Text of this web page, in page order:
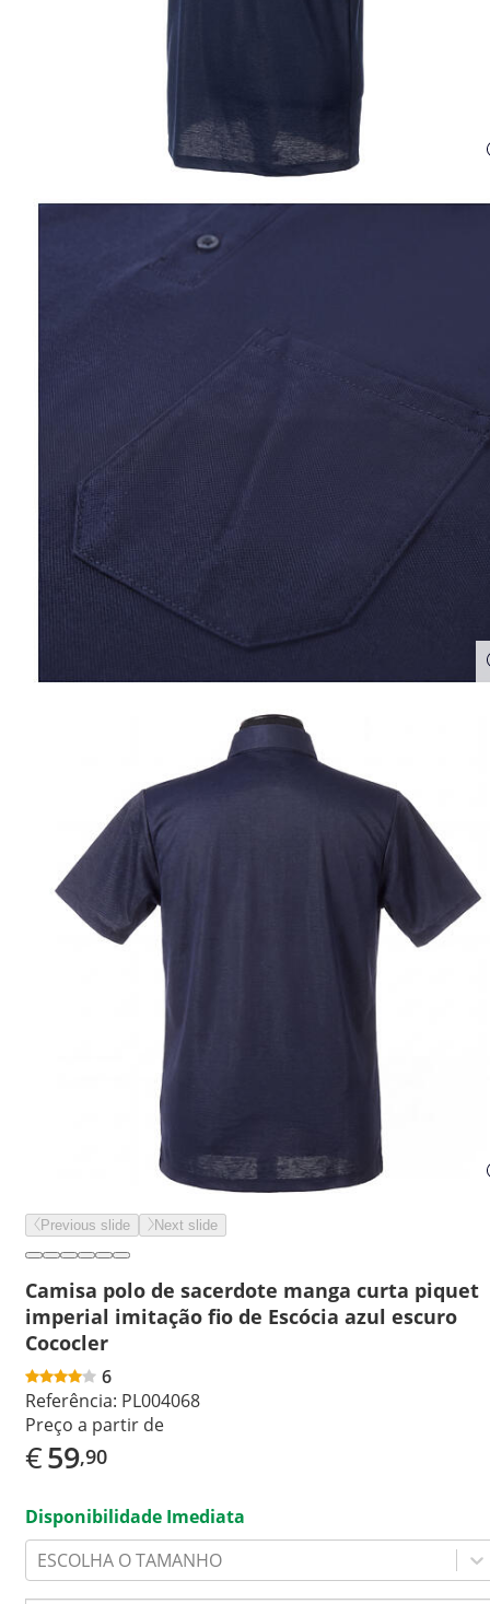
Previous slide Next slide
Camisa polo de sacerdote manga curta piquet
imperial imitação fio de Escócia azul escuro
Cococler
6
Referência: PL004068
Preço a partir de
€59,90
Disponibilidade Imediata
ESCOLHA O TAMANHO